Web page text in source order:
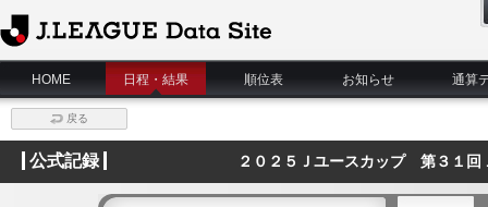
J.League Data Site
HOME
日程・結果 順位表 お知らせ 通算
戻る
公式記録 ２０２５Ｊユースカップ 第３１回